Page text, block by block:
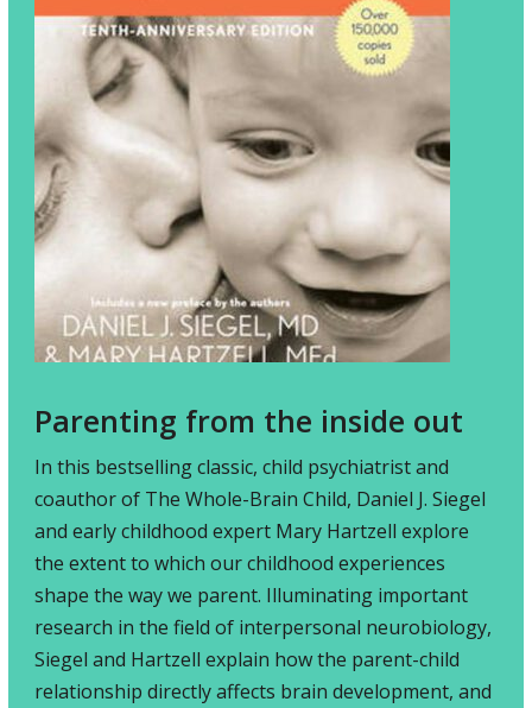
Parenting from the inside out
In this bestselling classic, child psychiatrist and
coauthor of The Whole-Brain Child, Daniel J. Siegel
and early childhood expert Mary Hartzell explore
the extent to which our childhood experiences
shape the way we parent. Illuminating important
research in the field of interpersonal neurobiology,
Siegel and Hartzell explain how the parent-child
relationship directly affects brain development, and